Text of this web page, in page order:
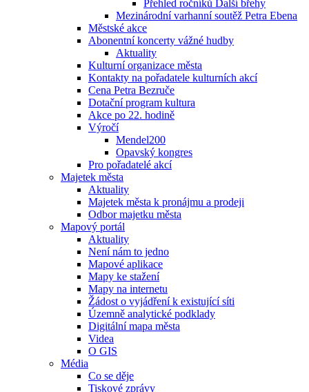
Přehled ročníků Další břehy
Mezinárodní varhanní soutěž Petra Ebena
Městské akce
Abonentní koncerty vážné hudby
Aktuality
Kulturní organizace města
Kontakty na pořadatele kulturních akcí
Cena Petra Bezruče
Dotační program kultura
Akce po 22. hodině
Výročí
Mendel200
Opavský kongres
Pro pořadatelé akcí
Majetek města
Aktuality
Majetek města k pronájmu a prodeji
Odbor majetku města
Mapový portál
Aktuality
Není nám to jedno
Mapové aplikace
Mapy ke stažení
Mapy na internetu
Žádost o vyjádření k existující síti
Územně analytické podklady
Digitální mapa města
Videa
O GIS
Média
Co se děje
Tiskové zprávy